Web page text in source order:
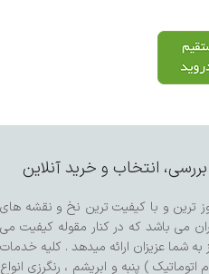
انتخاب و خرید آنلاین
ترین و با کیفیت ترین نخ و نقشه های
می باشد که در کنار مقوله کیفیت می
شما عزیزان ارائه میدهد . کلیه خدمات
) پنبه و ابریشم ، رنگرزی انواع